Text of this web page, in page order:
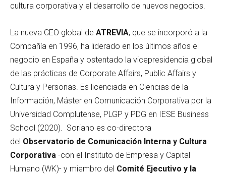
cultura corporativa y el desarrollo de nuevos negocios.
La nueva CEO global de ATREVIA, que se incorporó a la
Compañía en 1996, ha liderado en los últimos años el
negocio en España y ostentado la vicepresidencia global
de las prácticas de Corporate Affairs, Public Affairs y
Cultura y Personas. Es licenciada en Ciencias de la
Información, Máster en Comunicación Corporativa por la
Universidad Complutense, PLGP y PDG en IESE Business
School (2020). Soriano es co-directora
del Observatorio de Comunicación Interna y Cultura
Corporativa -con el Instituto de Empresa y Capital
Humano (WK)- y miembro del Comité Ejecutivo y la